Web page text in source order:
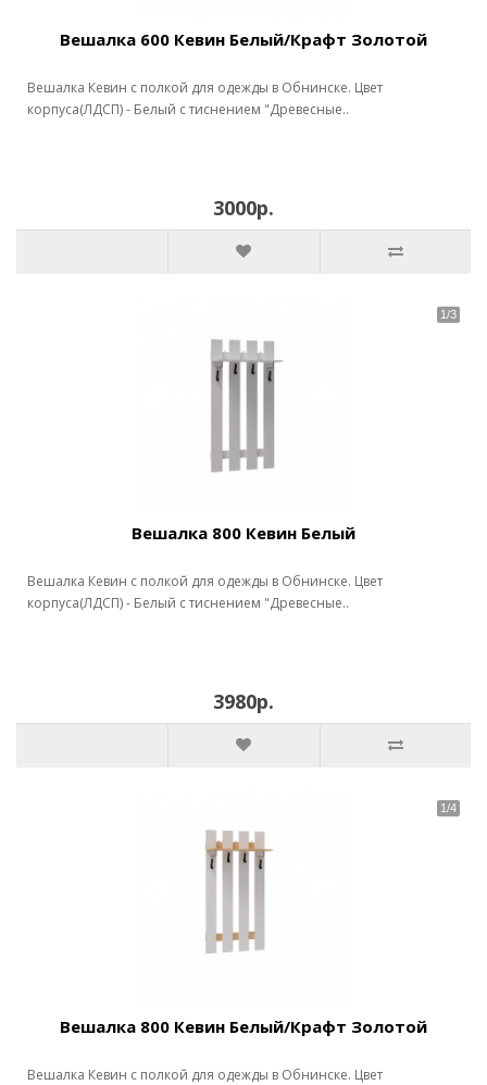
Вешалка 600 Кевин Белый/Крафт Золотой
Вешалка Кевин с полкой для одежды в Обнинске. Цвет
корпуса(ЛДСП) - Белый с тиснением "Древесные..
3000р.
Вешалка 800 Кевин Белый
Вешалка Кевин с полкой для одежды в Обнинске. Цвет
корпуса(ЛДСП) - Белый с тиснением "Древесные..
3980р.
Вешалка 800 Кевин Белый/Крафт Золотой
Вешалка Кевин с полкой для одежды в Обнинске. Цвет